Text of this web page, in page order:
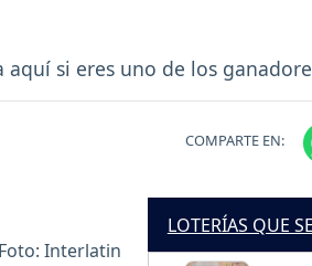
aquí si eres uno de los
COMPARTE EN:
Interlatin
LOTERÍAS QUE